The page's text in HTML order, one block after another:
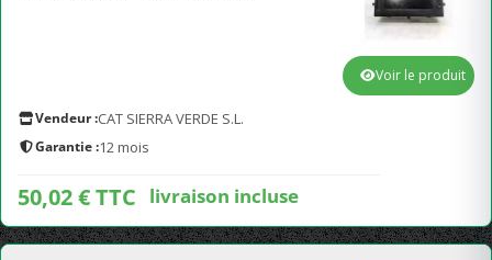
Vendeur :CAT SIERRA VERDE S.L.
Garantie :12 mois
50,02 € TTC livraison incluse
Voir le produit